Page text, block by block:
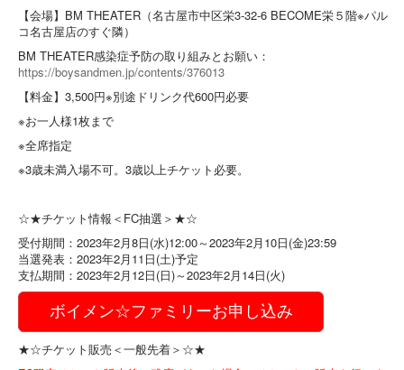
【会場】BM THEATER（名古屋市中区栄3-32-6 BECOME栄５階※パル
コ名古屋店のすぐ隣）
BM THEATER感染症予防の取り組みとお願い：
https://boysandmen.jp/contents/376013
【料金】3,500円※別途ドリンク代600円必要
※お一人様1枚まで
※全席指定
※3歳未満入場不可。3歳以上チケット必要。
☆★チケット情報＜FC抽選＞★☆
受付期間：2023年2月8日(水)12:00～2023年2月10日(金)23:59
当選発表：2023年2月11日(土)予定
支払期間：2023年2月12日(日)～2023年2月14日(火)
ボイメン☆ファミリーお申し込み
★☆チケット販売＜一般先着＞☆★